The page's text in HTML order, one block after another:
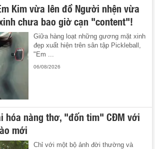
Kim vừa lên đồ Người nhện vừa
chưa bao giờ cạn "content"!
Giữa hàng loạt những gương mặt xinh
đẹp xuất hiện trên sân tập Pickleball,
"Em ...
06/08/2026
hóa nàng thơ, "đốn tim" CĐM với
mới
Chỉ với một bộ ảnh đời thường và